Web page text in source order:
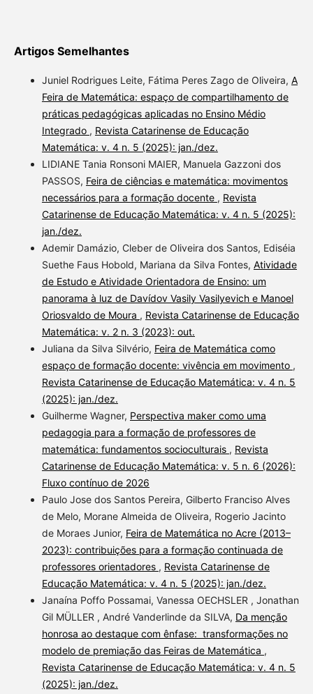
Artigos Semelhantes
Juniel Rodrigues Leite, Fátima Peres Zago de Oliveira, A
Feira de Matemática: espaço de compartilhamento de
práticas pedagógicas aplicadas no Ensino Médio
Integrado , Revista Catarinense de Educação
Matemática: v. 4 n. 5 (2025): jan./dez.
LIDIANE Tania Ronsoni MAIER, Manuela Gazzoni dos
PASSOS, Feira de ciências e matemática: movimentos
necessários para a formação docente , Revista
Catarinense de Educação Matemática: v. 4 n. 5 (2025):
jan./dez.
Ademir Damázio, Cleber de Oliveira dos Santos, Ediséia
Suethe Faus Hobold, Mariana da Silva Fontes, Atividade
de Estudo e Atividade Orientadora de Ensino: um
panorama à luz de Davídov Vasily Vasilyevich e Manoel
Oriosvaldo de Moura , Revista Catarinense de Educação
Matemática: v. 2 n. 3 (2023): out.
Juliana da Silva Silvério, Feira de Matemática como
espaço de formação docente: vivência em movimento ,
Revista Catarinense de Educação Matemática: v. 4 n. 5
(2025): jan./dez.
Guilherme Wagner, Perspectiva maker como uma
pedagogia para a formação de professores de
matemática: fundamentos socioculturais , Revista
Catarinense de Educação Matemática: v. 5 n. 6 (2026):
Fluxo contínuo de 2026
Paulo Jose dos Santos Pereira, Gilberto Franciso Alves
de Melo, Morane Almeida de Oliveira, Rogerio Jacinto
de Moraes Junior, Feira de Matemática no Acre (2013–
2023): contribuições para a formação continuada de
professores orientadores , Revista Catarinense de
Educação Matemática: v. 4 n. 5 (2025): jan./dez.
Janaína Poffo Possamai, Vanessa OECHSLER , Jonathan
Gil MÜLLER , André Vanderlinde da SILVA, Da menção
honrosa ao destaque com ênfase: transformações no
modelo de premiação das Feiras de Matemática ,
Revista Catarinense de Educação Matemática: v. 4 n. 5
(2025): jan./dez.